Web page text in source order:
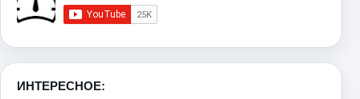
ИНТЕРЕСНОЕ: